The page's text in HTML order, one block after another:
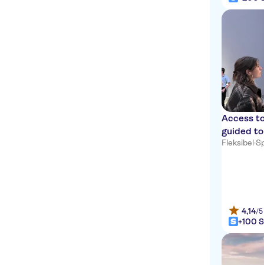
Access
guided
Fleksibel·
4,14/5
+100